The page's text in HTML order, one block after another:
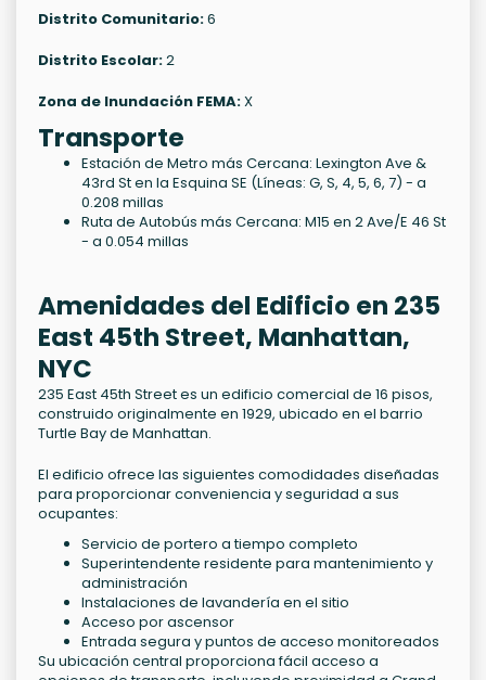
Distrito Comunitario:6
Distrito Escolar:2
Zona de Inundación FEMA:X
Transporte
Estación de Metro más Cercana: Lexington Ave &
43rd St en la Esquina SE (Líneas: G, S, 4, 5, 6, 7) - a
0.208 millas
Ruta de Autobús más Cercana: M15 en 2 Ave/E 46 St
- a 0.054 millas
Amenidades del Edificio en 235
East 45th Street, Manhattan,
NYC
235 East 45th Street es un edificio comercial de 16 pisos,
construido originalmente en 1929, ubicado en el barrio
Turtle Bay de Manhattan.
El edificio ofrece las siguientes comodidades diseñadas
para proporcionar conveniencia y seguridad a sus
ocupantes:
Servicio de portero a tiempo completo
Superintendente residente para mantenimiento y
administración
Instalaciones de lavandería en el sitio
Acceso por ascensor
Entrada segura y puntos de acceso monitoreados
Su ubicación central proporciona fácil acceso a